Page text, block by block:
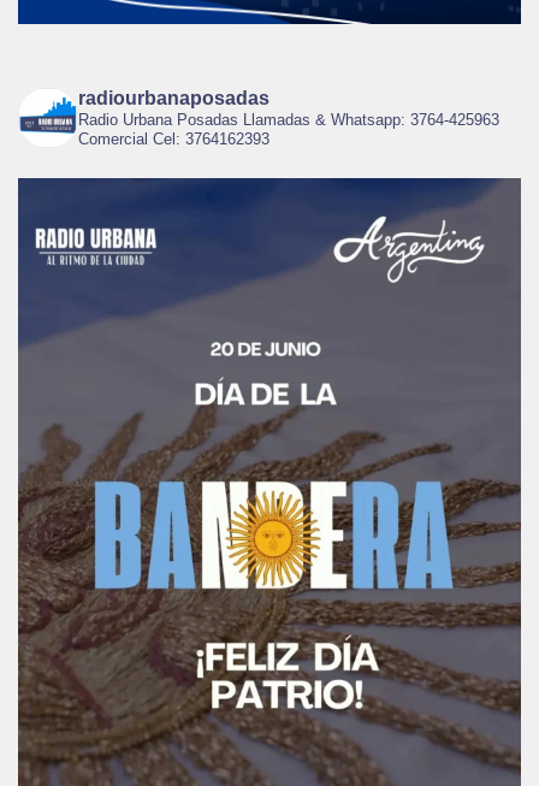
radiourbanaposadas
Radio Urbana Posadas Llamadas & Whatsapp: 3764-425963
Comercial Cel: 3764162393